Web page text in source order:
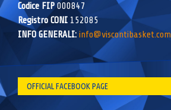
Codice FIP000847
Registro CONI 152085
INFO GENERALI: info@viscontibasket.com
OFFICIAL FACEBOOK PAGE